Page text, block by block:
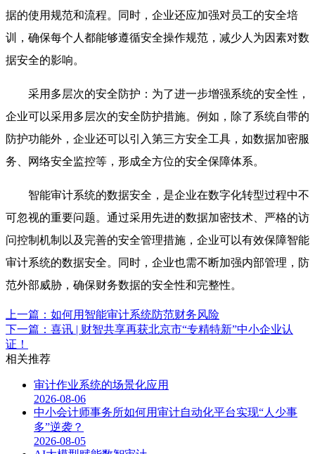
据的使用规范和流程。同时，企业还应加强对员工的安全培
训，确保每个人都能够遵循安全操作规范，减少人为因素对数
据安全的影响。
采用多层次的安全防护：为了进一步增强系统的安全性，
企业可以采用多层次的安全防护措施。例如，除了系统自带的
防护功能外，企业还可以引入第三方安全工具，如数据加密服
务、网络安全监控等，形成全方位的安全保障体系。
智能审计系统的数据安全，是企业在数字化转型过程中不
可忽视的重要问题。通过采用先进的数据加密技术、严格的访
问控制机制以及完善的安全管理措施，企业可以有效保障智能
审计系统的数据安全。同时，企业也需不断加强内部管理，防
范外部威胁，确保财务数据的安全性和完整性。
上一篇：如何用智能审计系统防范财务风险
下一篇：喜讯 | 财智共享再获北京市“专精特新”中小企业认
证！
相关推荐
审计作业系统的场景化应用
2026-08-06
中小会计师事务所如何用审计自动化平台实现“人少事
多”逆袭？
2026-08-05